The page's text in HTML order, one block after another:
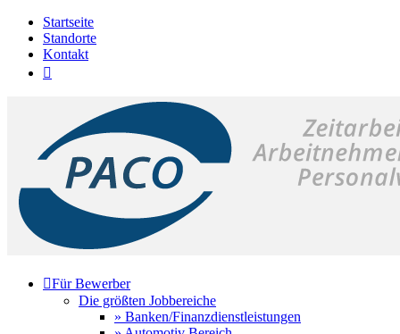
Startseite
Standorte
Kontakt

Für Bewerber
Die größten Jobbereiche
» Banken/Finanzdienstleistungen